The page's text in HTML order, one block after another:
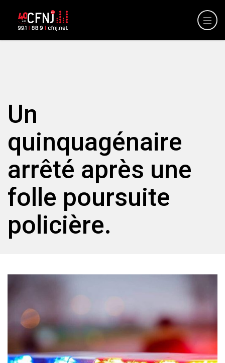
Un
quinquagénaire
arrêté après une
folle poursuite
policière.